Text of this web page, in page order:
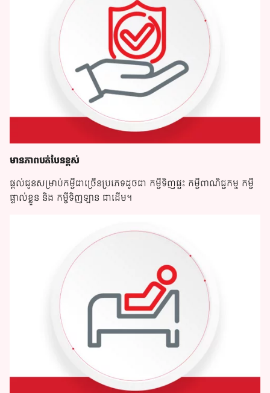
មានភាពបត់​បែនខ្ពស់
ផ្តល់ជូនសម្រាប់កម្ចីជាច្រើនប្រភេទដូចជា កម្ចីទិញផ្ទះ កម្ចីពាណិជ្ជកម្ម កម្ចី
ផ្ទាល់ខ្លួន​ ​និង កម្ចីទិញឡាន ជាដើម។